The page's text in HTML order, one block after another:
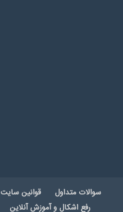
سوالات متداول
قوانین سایت
رفع اشکال و آموزش آنلاین